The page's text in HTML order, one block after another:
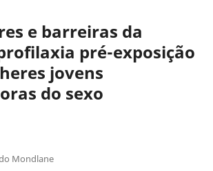
e barreiras da
pré-exposição
jovens
do sexo
Mondlane